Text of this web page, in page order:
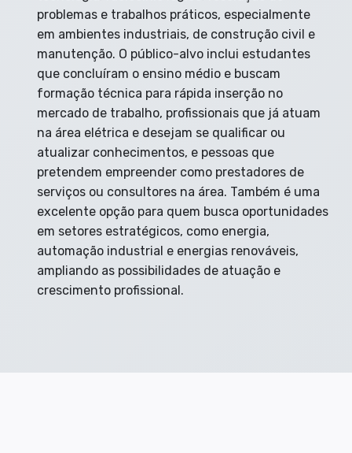
problemas e trabalhos práticos, especialmente
em ambientes industriais, de construção civil e
manutenção. O público-alvo inclui estudantes
que concluíram o ensino médio e buscam
formação técnica para rápida inserção no
mercado de trabalho, profissionais que já atuam
na área elétrica e desejam se qualificar ou
atualizar conhecimentos, e pessoas que
pretendem empreender como prestadores de
serviços ou consultores na área. Também é uma
excelente opção para quem busca oportunidades
em setores estratégicos, como energia,
automação industrial e energias renováveis,
ampliando as possibilidades de atuação e
crescimento profissional.